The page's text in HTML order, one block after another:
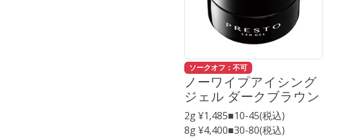
ソークオフ：不可
ノーワイプアイシング
ジェル ダークブラウン
2g ¥1,485■10-45(税込)
8g ¥4,400■30-80(税込)